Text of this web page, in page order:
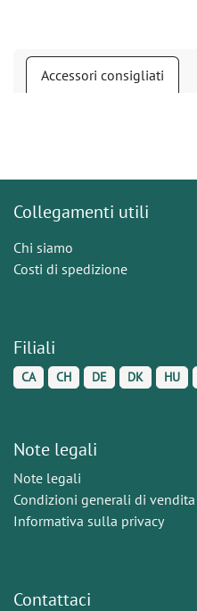
Accessori consigliati
Collegamenti utili
Chi siamo
Costi di spedizione
Filiali
CA CH DE DK HU
Note legali
Note legali
Condizioni generali di vendita
Informativa sulla privacy
Contattaci